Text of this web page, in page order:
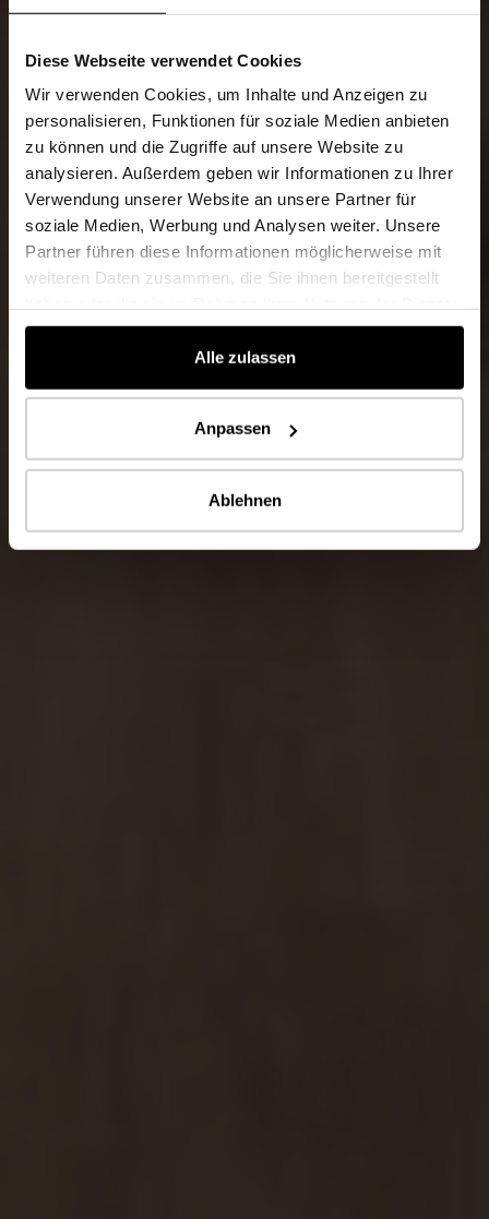
Diese Webseite verwendet Cookies
Wir verwenden Cookies, um Inhalte und Anzeigen zu
personalisieren, Funktionen für soziale Medien anbieten
zu können und die Zugriffe auf unsere Website zu
analysieren. Außerdem geben wir Informationen zu Ihrer
Verwendung unserer Website an unsere Partner für
soziale Medien, Werbung und Analysen weiter. Unsere
Partner führen diese Informationen möglicherweise mit
weiteren Daten zusammen, die Sie ihnen bereitgestellt
gesammelt haben.
Alle zulassen
Anpassen
Ablehnen